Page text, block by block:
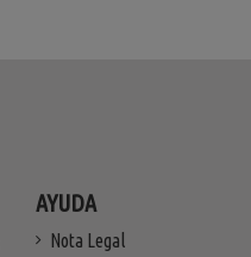
AYUDA
Nota Legal